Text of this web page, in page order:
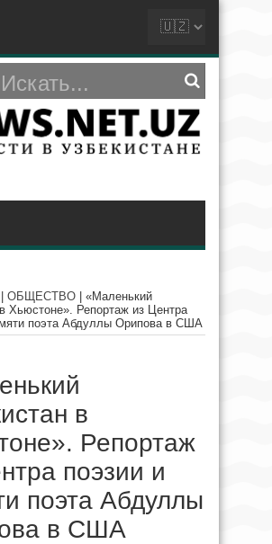
ОБЩЕСТВО
«Маленький
Хьюстоне». Репортаж из Центра
поэта Абдуллы Орипова в США
в
Репортаж
поэзии и
поэта Абдуллы
в США